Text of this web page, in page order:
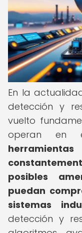
En la
detección y
vuelto
operan en
posibles
puedan
sistemas
detección y